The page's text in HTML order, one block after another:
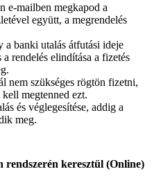
e-mailben megkapod a
együtt, a megrendelés
banki utalás átfutási ideje
rendelés elindítása a fizetés
nem szükséges rögtön fizetni,
megtenned ezt.
és véglegesítése, addig a
meg.
keresztül (Online)